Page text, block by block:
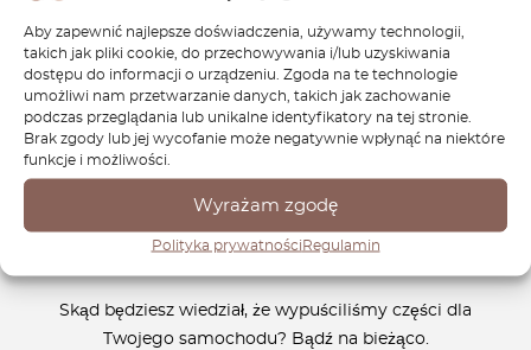
Aby zapewnić najlepsze doświadczenia, używamy technologii,
takich jak pliki cookie, do przechowywania i/lub uzyskiwania
dostępu do informacji o urządzeniu. Zgoda na te technologie
umożliwi nam przetwarzanie danych, takich jak zachowanie
podczas przeglądania lub unikalne identyfikatory na tej stronie.
Brak zgody lub jej wycofanie może negatywnie wpłynąć na niektóre
funkcje i możliwości.
Wyrażam zgodę
Polityka prywatności Regulamin
OctoClassic, aby Twój Mitsubishi L200 pozostał w
doskonałej formie. Sprawdź naszą ofertę części do
Mitsubishi L200 już teraz.
Skąd będziesz wiedział, że wypuściliśmy części dla
Twojego samochodu? Bądź na bieżąco.